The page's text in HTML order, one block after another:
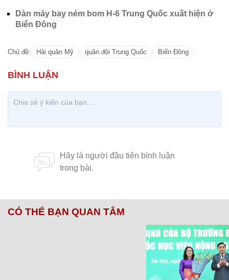
Dàn máy bay ném bom H-6 Trung Quốc xuất hiện ở
Biển Đông
Chủ đề: Hải quân Mỹ quân đội Trung Quốc Biển Đông
CÓ THỂ BẠN QUAN TÂM